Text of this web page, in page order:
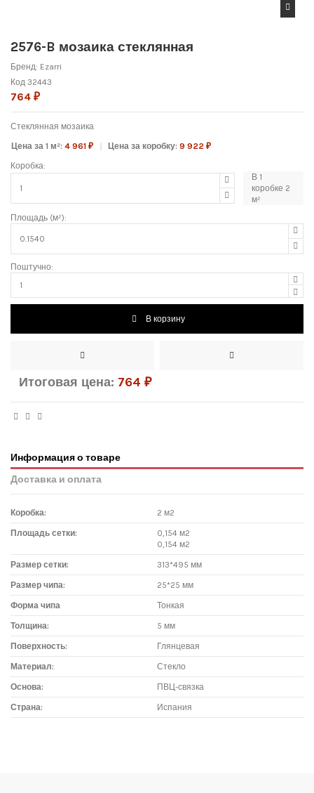
2576-B мозаика стеклянная
Бренд: Ezarri
Код 32443
764 ₽
Стеклянная мозаика
Цена за 1 м²:4 961 ₽ Цена за коробку:9 922 ₽
Коробка:
В 1
коробке 2
м²
Площадь (м²):
Поштучно:
В корзину
Итоговая цена: 764 ₽
Информация о товаре
Доставка и оплата
Коробка: 2 м2
Площадь сетки:
0,154 м2
0,154 м2
Размер сетки: 313*495 мм
Размер чипа: 25*25 мм
Форма чипа Тонкая
Толщина: 5 мм
Поверхность: Глянцевая
Материал: Стекло
Основа: ПВЦ-связка
Страна: Испания